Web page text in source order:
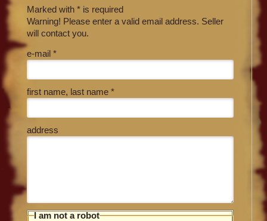
Marked with * is required
Warning! Please enter a valid email address. Seller
will contact you.
e-mail *
first name, last name *
address
I am not a robot